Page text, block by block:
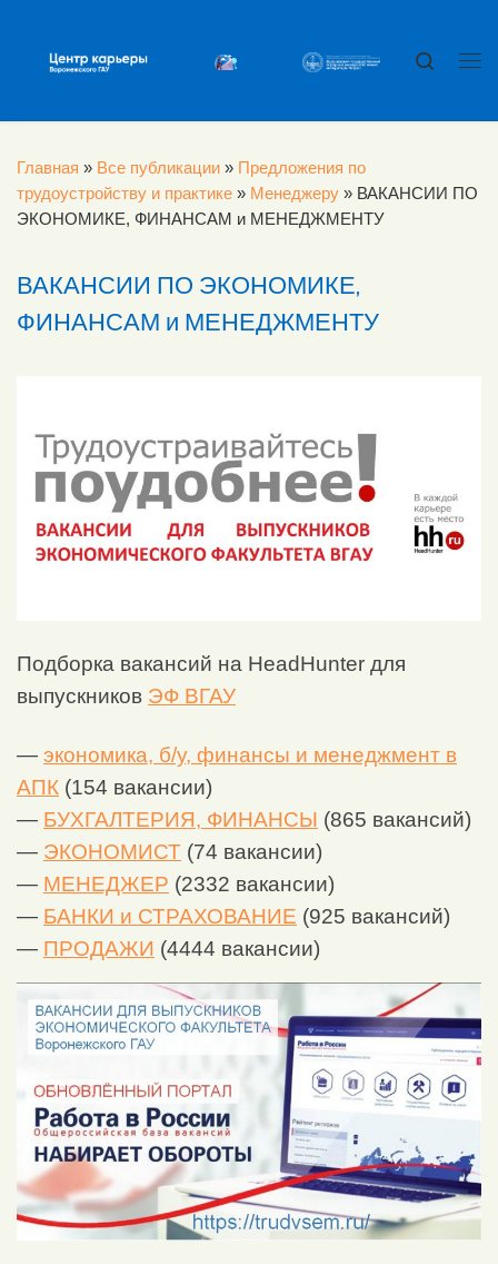
Search
Главная » Все публикации » Предложения по
трудоустройству и практике » Менеджеру » ВАКАНСИИ ПО
ЭКОНОМИКЕ, ФИНАНСАМ и МЕНЕДЖМЕНТУ
ВАКАНСИИ ПО ЭКОНОМИКЕ,
ФИНАНСАМ и МЕНЕДЖМЕНТУ
Подборка вакансий на HeadHunter для
выпускников ЭФ ВГАУ
— экономика, б/у, финансы и менеджмент в
АПК (154 вакансии)
— БУХГАЛТЕРИЯ, ФИНАНСЫ (865 вакансий)
— ЭКОНОМИСТ (74 вакансии)
— МЕНЕДЖЕР (2332 вакансии)
— БАНКИ и СТРАХОВАНИЕ (925 вакансий)
— ПРОДАЖИ (4444 вакансии)